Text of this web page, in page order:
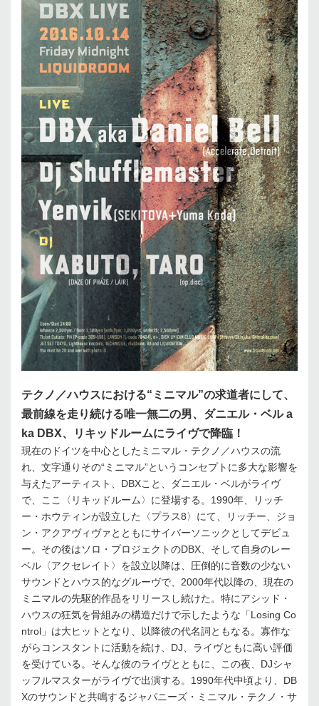
テクノ／ハウスにおける“ミニマル”の求道者にして、
最前線を走り続ける唯一無二の男、ダニエル・ベル a
ka DBX、リキッドルームにライヴで降臨！
現在のドイツを中心としたミニマル・テクノ／ハウスの流
れ、文字通りその“ミニマル”というコンセプトに多大な影響を
与えたアーティスト、DBXこと、ダニエル・ベルがライヴ
で、ここ〈リキッドルーム〉に登場する。1990年、リッチ
ー・ホウティンが設立した〈プラス8〉にて、リッチー、ジョ
ン・アクアヴィヴァとともにサイバーソニックとしてデビュ
ー。その後はソロ・プロジェクトのDBX、そして自身のレー
ベル〈アクセレイト〉を設立以降は、圧倒的に音数の少ない
サウンドとハウス的なグルーヴで、2000年代以降の、現在の
ミニマルの先駆的作品をリリースし続けた。特にアシッド・
ハウスの狂気を骨組みの構造だけで示したような「Losing Co
ntrol」は大ヒットとなり、以降彼の代名詞ともなる。寡作な
がらコンスタントに活動を続け、DJ、ライヴともに高い評価
を受けている。そんな彼のライヴとともに、この夜、DJシャ
ッフルマスターがライヴで出演する。1990年代中頃より、DB
Xのサウンドと共鳴するジャパニーズ・ミニマル・テクノ・サ